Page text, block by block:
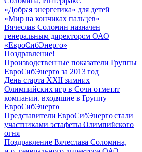
«Добрая энергетика» для детей
«Мир на кончиках пальцев»
Вячеслав Соломин назначен
генеральным директором ОАО
«ЕвроСибЭнерго»
Поздравление!
Производственные показатели Группы
ЕвроСибЭнерго за 2013 год
День старта XXII зимних
Олимпийских игр в Сочи отметят
компании, входящие в Группу
ЕвроСибЭнерго
Представители ЕвроСибЭнерго стали
участниками эстафеты Олимпийского
огня
Поздравление Вячеслава Соломина,